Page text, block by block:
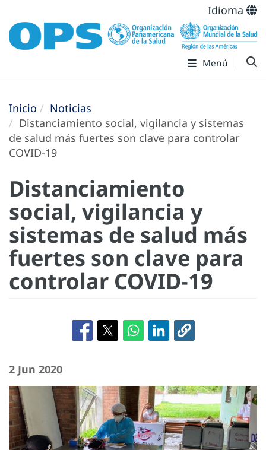
Idioma
Menú
Inicio
Noticias
Distanciamiento social, vigilancia y sistemas
de salud más fuertes son clave para controlar
COVID-19
Distanciamiento
social, vigilancia y
sistemas de salud más
fuertes son clave para
controlar COVID-19
2 Jun 2020